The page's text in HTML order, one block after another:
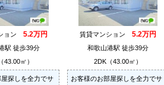
ョン 5.2万円
駅 徒歩39分
43.00㎡）
探しを全力でサ
賃貸マンション 5.2万円
和歌山港駅 徒歩39分
2DK（43.00㎡）
お客様のお部屋探しを全力でサ